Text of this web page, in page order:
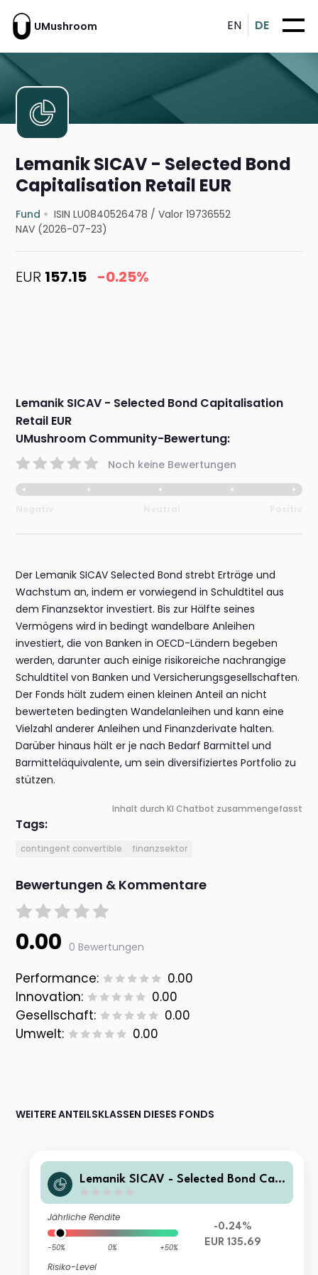
UMushroom EN DE
Lemanik SICAV - Selected Bond
Capitalisation Retail EUR
Fund ISIN LU0840526478 /Valor 19736552
NAV (2026-07-23)
EUR 157.15 -0.25%
Lemanik SICAV - Selected Bond Capitalisation
Retail EUR
UMushroom Community-Bewertung:
Noch keine Bewertungen
Der Lemanik SICAV Selected Bond strebt Erträge und
Wachstum an, indem er vorwiegend in Schuldtitel aus
dem Finanzsektor investiert. Bis zur Hälfte seines
Vermögens wird in bedingt wandelbare Anleihen
investiert, die von Banken in OECD-Ländern begeben
werden, darunter auch einige risikoreiche nachrangige
Schuldtitel von Banken und Versicherungsgesellschaften.
Der Fonds hält zudem einen kleinen Anteil an nicht
bewerteten bedingten Wandelanleihen und kann eine
Vielzahl anderer Anleihen und Finanzderivate halten.
Darüber hinaus hält er je nach Bedarf Barmittel und
Barmitteläquivalente, um sein diversifiziertes Portfolio zu
stützen.
Inhalt durch KI Chatbot zusammengefasst
Tags:
contingent convertible finanzsektor
Bewertungen & Kommentare
0.00 0 Bewertungen
Performance:
0.00
Innovation:
0.00
Gesellschaft:
0.00
Umwelt:
0.00
WEITERE ANTEILSKLASSEN DIESES FONDS
Lemanik SICAV - Selected Bond Capi
Jährliche Rendite
-50% 0% +50%
Risiko-Level
-0.24%
EUR 135.69